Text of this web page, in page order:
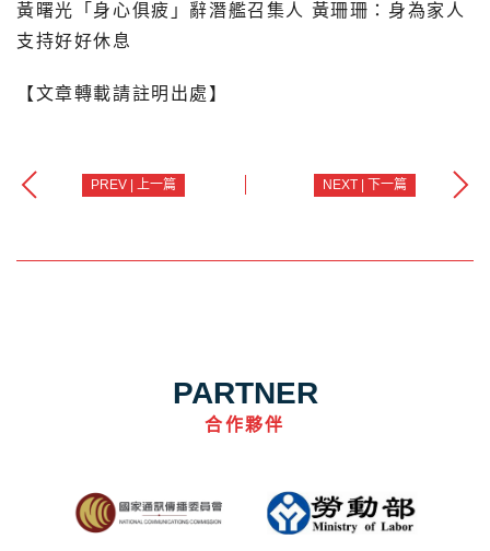
黃曙光「身心俱疲」辭潛艦召集人 黃珊珊：身為家人
支持好好休息
【文章轉載請註明出處】
PREV | 上一篇 NEXT | 下一篇
PARTNER
合作夥伴